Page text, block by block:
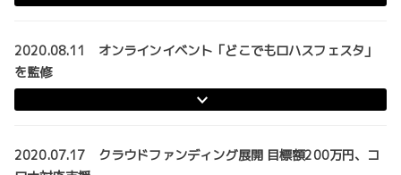
2020.08.11 オンラインイベント「どこでもロハスフェスタ」
を監修
2020.07.17 クラウドファンディング展開 目標額200万円、コ